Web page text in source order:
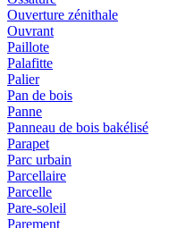
Ouverture zénithale
Ouvrant
Paillote
Palafitte
Palier
Pan de bois
Panne
Panneau de bois bakélisé
Parapet
Parc urbain
Parcellaire
Parcelle
Pare-soleil
Parement